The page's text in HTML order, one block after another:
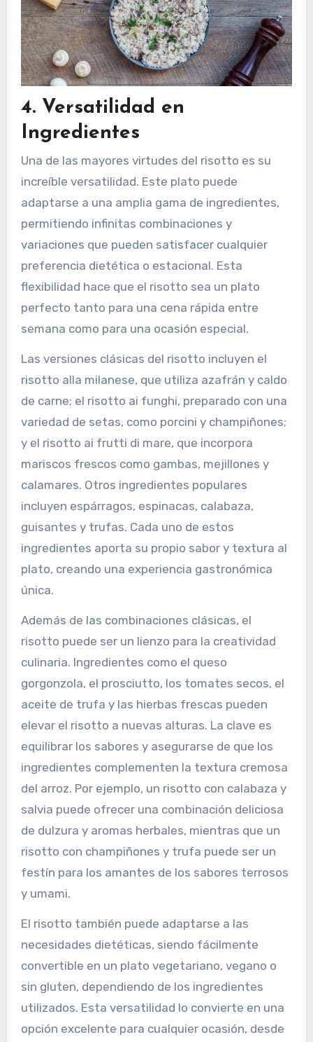
4. Versatilidad en
Ingredientes
Una de las mayores virtudes del risotto es su
increíble versatilidad. Este plato puede
adaptarse a una amplia gama de ingredientes,
permitiendo infinitas combinaciones y
variaciones que pueden satisfacer cualquier
preferencia dietética o estacional. Esta
flexibilidad hace que el risotto sea un plato
perfecto tanto para una cena rápida entre
semana como para una ocasión especial.
Las versiones clásicas del risotto incluyen el
risotto alla milanese, que utiliza azafrán y caldo
de carne; el risotto ai funghi, preparado con una
variedad de setas, como porcini y champiñones;
y el risotto ai frutti di mare, que incorpora
mariscos frescos como gambas, mejillones y
calamares. Otros ingredientes populares
incluyen espárragos, espinacas, calabaza,
guisantes y trufas. Cada uno de estos
ingredientes aporta su propio sabor y textura al
plato, creando una experiencia gastronómica
única.
Además de las combinaciones clásicas, el
risotto puede ser un lienzo para la creatividad
culinaria. Ingredientes como el queso
gorgonzola, el prosciutto, los tomates secos, el
aceite de trufa y las hierbas frescas pueden
elevar el risotto a nuevas alturas. La clave es
equilibrar los sabores y asegurarse de que los
ingredientes complementen la textura cremosa
del arroz. Por ejemplo, un risotto con calabaza y
salvia puede ofrecer una combinación deliciosa
de dulzura y aromas herbales, mientras que un
risotto con champiñones y trufa puede ser un
festín para los amantes de los sabores terrosos
y umami.
El risotto también puede adaptarse a las
necesidades dietéticas, siendo fácilmente
convertible en un plato vegetariano, vegano o
sin gluten, dependiendo de los ingredientes
utilizados. Esta versatilidad lo convierte en una
opción excelente para cualquier ocasión, desde